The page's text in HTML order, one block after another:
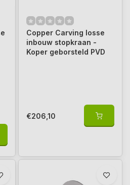
Copper Carving losse
inbouw stopkraan -
Koper geborsteld PVD
€206,10